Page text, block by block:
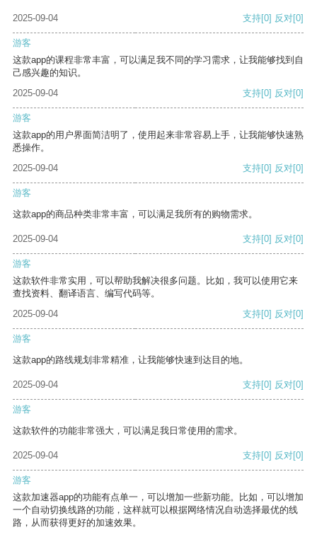
2025-09-04 支持[0] 反对[0]
游客
这款app的课程非常丰富，可以满足我不同的学习需求，让我能够找到自
己感兴趣的知识。
2025-09-04
支持[0] 反对[0]
游客
这款app的用户界面简洁明了，使用起来非常容易上手，让我能够快速熟
悉操作。
2025-09-04
支持[0] 反对[0]
游客
这款app的商品种类非常丰富，可以满足我所有的购物需求。
2025-09-04 支持[0] 反对[0]
游客
这款软件非常实用，可以帮助我解决很多问题。比如，我可以使用它来
查找资料、翻译语言、编写代码等。
2025-09-04
支持[0] 反对[0]
游客
这款app的路线规划非常精准，让我能够快速到达目的地。
2025-09-04 支持[0] 反对[0]
游客
这款软件的功能非常强大，可以满足我日常使用的需求。
2025-09-04 支持[0] 反对[0]
游客
这款加速器app的功能有点单一，可以增加一些新功能。比如，可以增加
一个自动切换线路的功能，这样就可以根据网络情况自动选择最优的线
路，从而获得更好的加速效果。